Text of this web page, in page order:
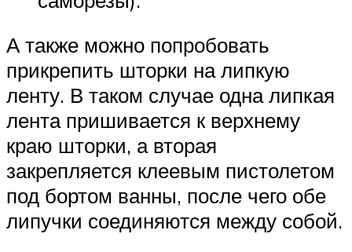
А также можно попробовать
прикрепить шторки на липкую
ленту. В таком случае одна липкая
лента пришивается к верхнему
краю шторки, а вторая
закрепляется клеевым пистолетом
под бортом ванны, после чего обе
липучки соединяются между собой.